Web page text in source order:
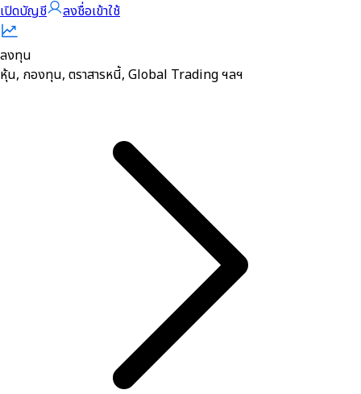
เปิดบัญชี ลงชื่อเข้าใช้
ลงทุน
หุ้น, กองทุน, ตราสารหนี้, Global Trading ฯลฯ